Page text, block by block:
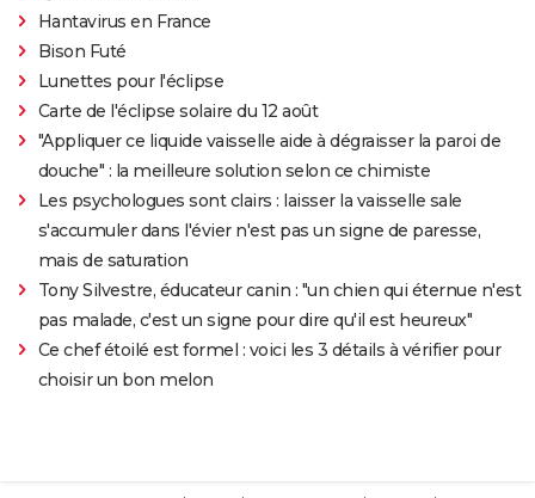
Hantavirus en France
Bison Futé
Lunettes pour l'éclipse
Carte de l'éclipse solaire du 12 août
"Appliquer ce liquide vaisselle aide à dégraisser la paroi de
douche" : la meilleure solution selon ce chimiste
Les psychologues sont clairs : laisser la vaisselle sale
s'accumuler dans l'évier n'est pas un signe de paresse,
mais de saturation
Tony Silvestre, éducateur canin : "un chien qui éternue n'est
pas malade, c'est un signe pour dire qu'il est heureux"
Ce chef étoilé est formel : voici les 3 détails à vérifier pour
choisir un bon melon